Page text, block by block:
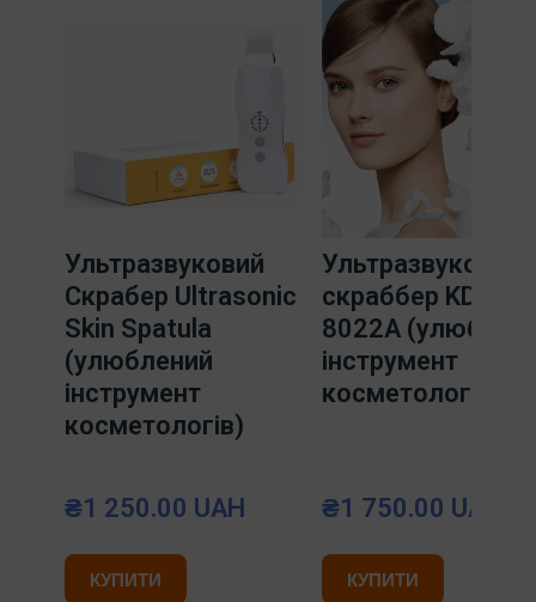
Ультразвуковий
Скрабер Ultrasonic
Skin Spatula
(улюблений
інструмент
косметологів)
₴1 250.00 UAH
КУПИТИ
Ультразвуковий
скраббер KD-
8022А
інструмент
косметологів)
₴1 750.00 UAH
КУПИТИ